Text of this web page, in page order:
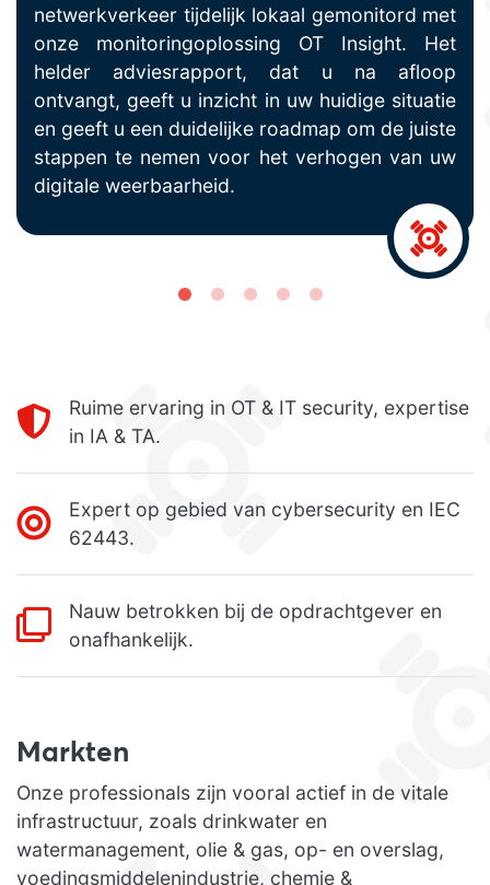
netwerkverkeer tijdelijk lokaal gemonitord met
onze monitoringoplossing OT Insight. Het
helder adviesrapport, dat u na afloop
ontvangt, geeft u inzicht in uw huidige situatie
en geeft u een duidelijke roadmap om de juiste
stappen te nemen voor het verhogen van uw
digitale weerbaarheid.
Ruime ervaring in OT & IT security, expertise
in IA & TA.
Expert op gebied van cybersecurity en IEC
62443.
Nauw betrokken bij de opdrachtgever en
onafhankelijk.
Markten
Onze professionals zijn vooral actief in de vitale
infrastructuur, zoals drinkwater en
watermanagement, olie & gas, op- en overslag,
voedingsmiddelenindustrie, chemie &